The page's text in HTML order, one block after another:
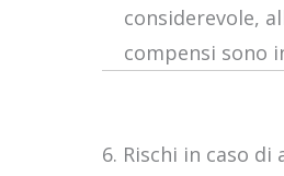
considerevole,
compensi sono
6. Rischi in caso